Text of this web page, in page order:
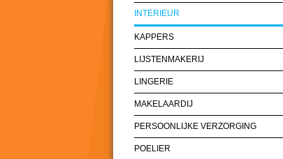
INTERIEUR
KAPPERS
LIJSTENMAKERIJ
LINGERIE
MAKELAARDIJ
PERSOONLIJKE VERZORGING
POELIER